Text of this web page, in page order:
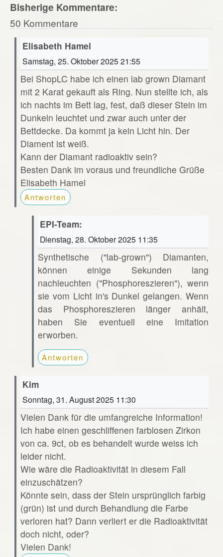
Bisherige Kommentare:
50 Kommentare
Elisabeth Hamel
Samstag, 25. Oktober 2025 21:55
Bei ShopLC habe ich einen lab grown Diamant
mit 2 Karat gekauft als Ring. Nun stellte ich, als
ich nachts im Bett lag, fest, daß dieser Stein im
Dunkeln leuchtet und zwar auch unter der
Bettdecke. Da kommt ja kein Licht hin. Der
Diament ist weiß.
Kann der Diamant radioaktiv sein?
Besten Dank im voraus und freundliche Grüße
Elisabeth Hamel
Antworten
EPI-Team:
Dienstag, 28. Oktober 2025 11:35
Synthetische ("lab-grown") Diamanten,
können einige Sekunden lang
nachleuchten ("Phosphoreszieren"), wenn
sie vom Licht in's Dunkel gelangen. Wenn
das Phosphoreszieren länger anhält,
haben Sie eventuell eine Imitation
erworben.
Antworten
Kim
Sonntag, 31. August 2025 11:30
Vielen Dank für die umfangreiche Information!
Ich habe einen geschliffenen farblosen Zirkon
von ca. 9ct, ob es behandelt wurde weiss ich
leider nicht.
Wie wäre die Radioaktivität in diesem Fall
einzuschätzen?
Könnte sein, dass der Stein ursprünglich farbig
(grün) ist und durch Behandlung die Farbe
verloren hat? Dann verliert er die Radioaktivität
doch nicht, oder?
Vielen Dank!